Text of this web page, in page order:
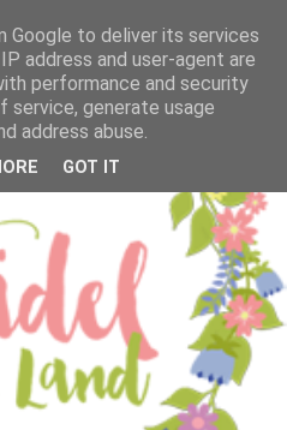
Google to deliver its services
address and user-agent are
performance and security
generate usage
address abuse.
GOT IT